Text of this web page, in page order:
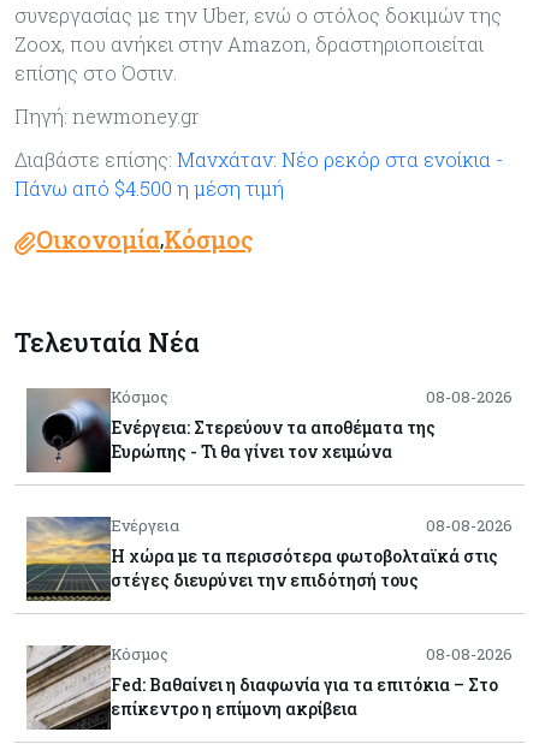
συνεργασίας με την Uber, ενώ ο στόλος δοκιμών της
Zoox, που ανήκει στην Amazon, δραστηριοποιείται
επίσης στο Όστιν.
Πηγή: newmoney.gr
Διαβάστε επίσης: Μανχάταν: Νέο ρεκόρ στα ενοίκια -
Πάνω από $4.500 η μέση τιμή
Οικονομία,Κόσμος
Τελευταία Νέα
Κόσμος 08-08-2026
Ενέργεια: Στερεύουν τα αποθέματα της
Ευρώπης - Τι θα γίνει τον χειμώνα
Ενέργεια 08-08-2026
Η χώρα με τα περισσότερα φωτοβολταϊκά στις
στέγες διευρύνει την επιδότησή τους
Κόσμος 08-08-2026
Fed: Βαθαίνει η διαφωνία για τα επιτόκια – Στο
επίκεντρο η επίμονη ακρίβεια